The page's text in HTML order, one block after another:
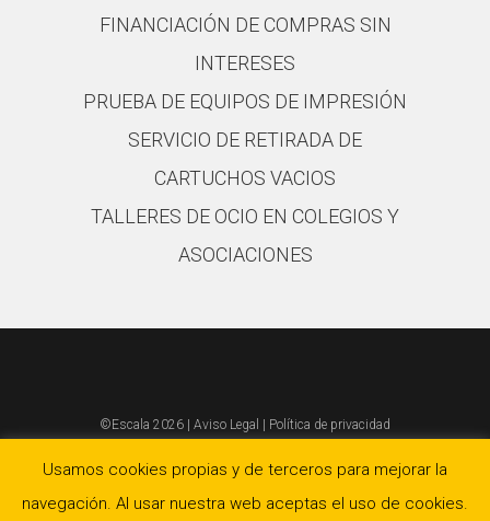
FINANCIACIÓN DE COMPRAS SIN
INTERESES
PRUEBA DE EQUIPOS DE IMPRESIÓN
SERVICIO DE RETIRADA DE
CARTUCHOS VACIOS
TALLERES DE OCIO EN COLEGIOS Y
ASOCIACIONES
©Escala 2026 | Aviso Legal Política de privacidad
Política de calidad y ambiental
Atención al cliente:902 10 43 67
Usamos cookies propias y de terceros para mejorar la
navegación. Al usar nuestra web aceptas el uso de cookies.